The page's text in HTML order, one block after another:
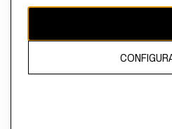
El contenido de esta página web
propiedad de H&M Hennes & Mauritz